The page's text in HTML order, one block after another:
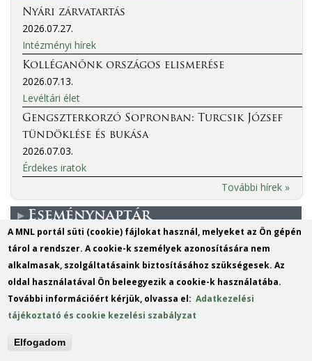
Nyári zárvatartás
2026.07.27.
Intézményi hírek
Kolléganőnk országos elismerése
2026.07.13.
Levéltári élet
Gengszterkorzó Sopronban: Turcsik József
tündöklése és bukása
2026.07.03.
Érdekes iratok
További hírek »
Eseménynaptár
More events
MO
DI MI DO FR SA
SO
3
A MNL portál süti (cookie) fájlokat használ, melyeket az Ön gépén
tárol a rendszer. A cookie-k személyek azonosítására nem
alkalmasak, szolgáltatásaink biztosításához szükségesek. Az
oldal használatával Ön beleegyezik a cookie-k használatába.
További információért kérjük, olvassa el:Adatkezelési
tájékoztató és cookie kezelési szabályzat
Elfogadom